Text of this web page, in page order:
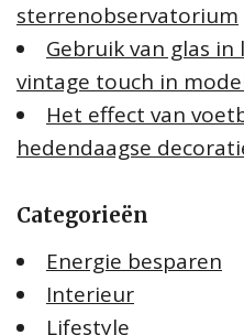
sterrenobservatorium
Gebruik van glas
vintage touch in
Het effect van
hedendaagse
Categorieën
Energie besparen
Interieur
Lifestyle